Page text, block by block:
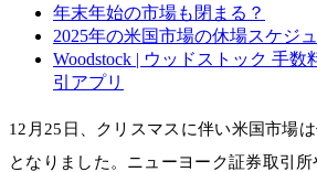
年末年始の市場も閉まる？
2025年の米国市場の休場スケジ
Woodstock | ウッドストック 手数
引アプリ
12月25日、クリスマスに伴い米国市場
となりました。ニューヨーク証券取引